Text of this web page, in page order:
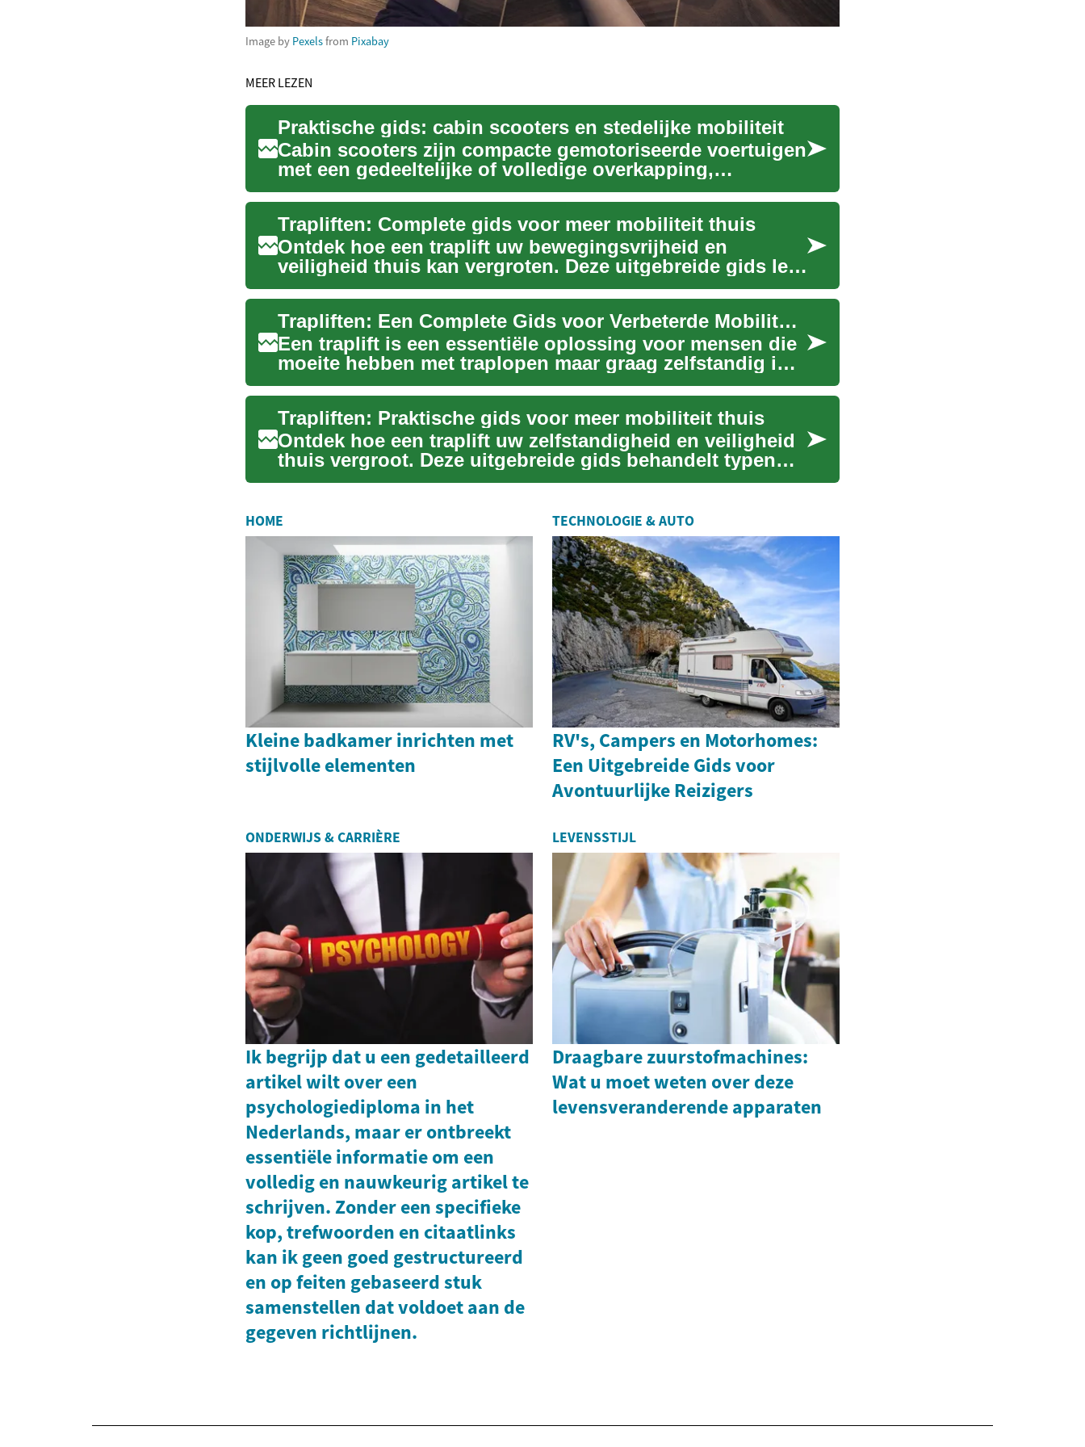
Image by Pexelsfrom Pixabay
MEER LEZEN
Praktische gids: cabin scooters en stedelijke mobiliteit
Cabin scooters zijn compacte gemotoriseerde voertuigen
met een gedeeltelijke of volledige overkapping,
ontworpen om m...
Trapliften: Complete gids voor meer mobiliteit thuis
Ontdek hoe een traplift uw bewegingsvrijheid en
veiligheid thuis kan vergroten. Deze uitgebreide gids legt
uit welke ...
Trapliften: Een Complete Gids voor Verbeterde Mobiliteit Thuis
Een traplift is een essentiële oplossing voor mensen die
moeite hebben met traplopen maar graag zelfstandig in
hun ei...
Trapliften: Praktische gids voor meer mobiliteit thuis
Ontdek hoe een traplift uw zelfstandigheid en veiligheid
thuis vergroot. Deze uitgebreide gids behandelt typen
trapli...
HOME
Kleine badkamer inrichten met
stijlvolle elementen
TECHNOLOGIE & AUTO
RV's, Campers en Motorhomes:
Een Uitgebreide Gids voor
Avontuurlijke Reizigers
ONDERWIJS & CARRIÈRE
Ik begrijp dat u een gedetailleerd
artikel wilt over een
psychologiediploma in het
Nederlands, maar er ontbreekt
essentiële informatie om een
volledig en nauwkeurig artikel te
schrijven. Zonder een specifieke
kop, trefwoorden en citaatlinks
kan ik geen goed gestructureerd
en op feiten gebaseerd stuk
samenstellen dat voldoet aan de
gegeven richtlijnen.
LEVENSSTIJL
Draagbare zuurstofmachines:
Wat u moet weten over deze
levensveranderende apparaten